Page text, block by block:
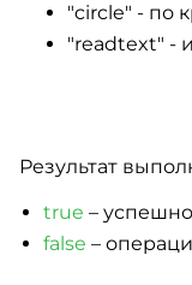
"circle" - по
"readtext" -
Результат
true –
false –